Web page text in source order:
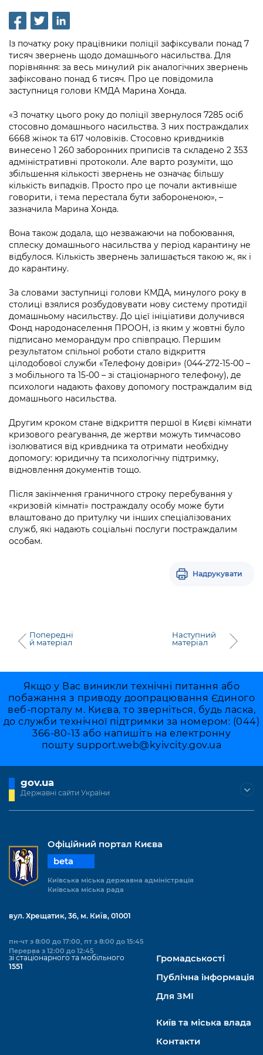
Проєкти розпоряджень, що
перебувають на погодженні КМВА
Рішення Київради
Контактна інформація
Графік роботи та прийому громадян
Вакансії
Статистика
Звернення громадян
Промисловість і наука Києва
Підприємства, установи, організації
Kyiv International Relations
Річні звіти
Гендерна політика
Безбар'єрність
Київська міська військова адміністрація
Освіта та навчальні заклади
Навколишнє середовище міста
Містобудування та земельні ділянки
Бізнес та ліцензування
Фінанси та бюджет
Безпека та правопорядок
Ритуальні послуги
Іноземцям / For foreigners
Пам'ятки культурної спадщини
Безбар'єрність
Портал послуг
Міський застосунок Київ Цифровий
Важливе під час воєнного стану
Громадська експертиза
Консультації з громадськістю
Громадська рада
Відкритий бюджет
Контактний центр
Допомога учасникам АТО
Рада з питань внутрішньо переміщених
адміністрації
«Ініціатива «Партнерство «Відкритий
Уряд» – місцевий рівень»
Важливе під час воєнного стану
Інформація з обмеженим доступом
Подати запит онлайн
Проекти нормативно-правових та
інших актів
Нормативна база
Питання і відповіді про публічну
інформацію
Порядок оскарження рішень, дій чи
бездіяльності розпорядників інформації
Звіти про опрацювання запитів на
Інформація для споживачів
Про відкриті дані
Портал даних Києва
Публічні дашборди
Медіагалерея
Підписатися на новини та анонси від
КМДА / Subscribe to announcements
from the KCSA
Порядок акредитації медіа /
Подати журналістський запит /
Submitting a media request
Зйомки в лікарнях в умовах воєнного
стану / Rules for media coverage of
hospitals at work under martial law
Контакти для медіа / Contacts for mass
media
Портал Послуг
Із початку року працівники поліції зафіксували понад 7
тисяч звернень щодо домашнього насильства. Для
порівняння: за весь минулий рік аналогічних звернень
зафіксовано понад 6 тисяч. Про це повідомила
заступниця голови КМДА Марина Хонда.
«З початку цього року до поліції звернулося 7285 осіб
стосовно домашнього насильства. З них постраждалих
6668 жінок та 617 чоловіків. Стосовно кривдників
винесено 1 260 заборонних приписів та складено 2 353
адміністративні протоколи. Але варто розуміти, що
збільшення кількості звернень не означає більшу
кількість випадків. Просто про це почали активніше
говорити, і тема перестала бути забороненою», –
зазначила Марина Хонда.
Вона також додала, що незважаючи на побоювання,
сплеску домашнього насильства у період карантину не
відбулося. Кількість звернень залишається такою ж, як і
до карантину.
За словами заступниці голови КМДА, минулого року в
столиці взялися розбудовувати нову систему протидії
домашньому насильству. До цієї ініціативи долучився
Фонд народонаселення ПРООН, із яким у жовтні було
підписано меморандум про співпрацю. Першим
результатом спільної роботи стало відкриття
цілодобової служби «Телефону довіри» (044-272-15-00 –
з мобільного та 15-00 – зі стаціонарного телефону), де
психологи надають фахову допомогу постраждалим від
домашнього насильства.
Другим кроком стане відкриття першої в Києві кімнати
кризового реагування, де жертви можуть тимчасово
ізолюватися від кривдника та отримати необхідну
допомогу: юридичну та психологічну підтримку,
відновлення документів тощо.
Після закінчення граничного строку перебування у
«кризовій кімнаті» постраждалу особу може бути
влаштовано до притулку чи інших спеціалізованих
служб, які надають соціальні послуги постраждалим
особам.
Надрукувати
Попередні
й матеріал
Наступний
матеріал
Якщо у Вас виникли технічні питання або
побажання з приводу доопрацювання Єдиного
веб-порталу м. Києва, то зверніться, будь ласка,
до служби технічної підтримки за номером: (044)
366-80-13 або напишіть на електронну
пошту support.web@kyivcity.gov.ua
gov.ua
Державні сайти України
Офіційний портал Києва
beta
Київська міська державна адміністрація
Київська міська рада
вул. Хрещатик, 36, м. Київ, 01001
пн-чт з 8:00 до 17:00, пт з 8:00 до 15:45
Перерва з 12:00 до 12:45
зі стаціонарного та мобільного
1551
Громадськості
Публічна інформація
Для ЗМІ
Київ та міська влада
Контакти